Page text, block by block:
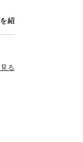
紹
る